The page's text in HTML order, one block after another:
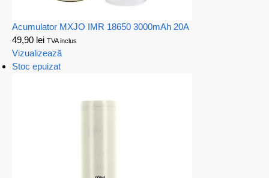
Acumulator MXJO IMR 18650 3000mAh 20A
49,90 lei TVA inclus
Vizualizează
Stoc epuizat